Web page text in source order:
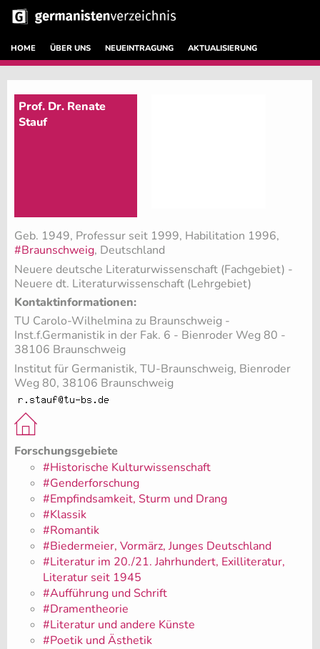
HOME ÜBER UNS NEUEINTRAGUNG AKTUALISIERUNG
Prof. Dr. Renate
Stauf
Geb. 1949, Professur seit 1999, Habilitation 1996,
#Braunschweig, Deutschland
Neuere deutsche Literaturwissenschaft (Fachgebiet) -
Neuere dt. Literaturwissenschaft (Lehrgebiet)
Kontaktinformationen:
TU Carolo-Wilhelmina zu Braunschweig -
Inst.f.Germanistik in der Fak. 6 - Bienroder Weg 80 -
38106 Braunschweig
Institut für Germanistik, TU-Braunschweig, Bienroder
Weg 80, 38106 Braunschweig
Forschungsgebiete
#Historische Kulturwissenschaft
#Genderforschung
#Empfindsamkeit, Sturm und Drang
#Klassik
#Romantik
#Biedermeier, Vormärz, Junges Deutschland
#Literatur im 20./21. Jahrhundert, Exilliteratur,
Literatur seit 1945
#Aufführung und Schrift
#Dramentheorie
#Literatur und andere Künste
#Poetik und Ästhetik